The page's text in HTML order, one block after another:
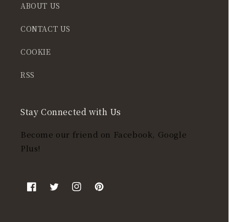
ABOUT US
CONTACT US
COOKIE
RSS
Stay Connected with Us
Become our friend on Facebook, Google
Plus!
FacebookTwitterInstagramPinterest